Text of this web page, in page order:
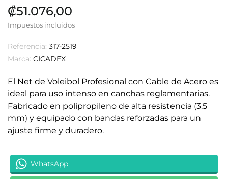
₡51.076,00
Impuestos incluidos
Referencia: 317-2519
Marca: CICADEX
El Net de Voleibol Profesional con Cable de Acero es
ideal para uso intenso en canchas reglamentarias.
Fabricado en polipropileno de alta resistencia (3.5
mm) y equipado con bandas reforzadas para un
ajuste firme y duradero.
WhatsApp